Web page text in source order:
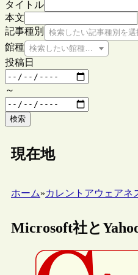
タイトル
本文
記事種別
検索したい記事種別を
館種 検索したい館種を選択してく
投稿日
～
検索
現在地
ホーム»カレントアウェアネ
Microsoft社と